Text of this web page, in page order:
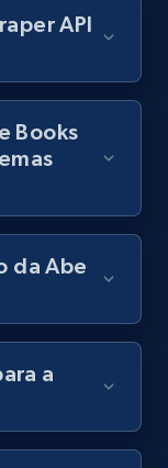
Final
grátis
API
Books
da Abe
a